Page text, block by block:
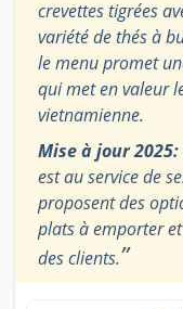
crevettes tigrées
variété de thés à
le menu promet
qui met en valeur
vietnamienne.
Mise à jour 2025:
est au service de
proposent des
plats à emporter
des clients.”